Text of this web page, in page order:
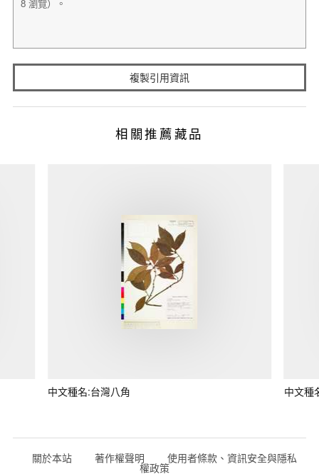
複製引用資訊
相關推薦藏品
中文種名:台灣八角 中文種
關於本站 著作權聲明 使用者條款、資訊安全與隱私
權政策